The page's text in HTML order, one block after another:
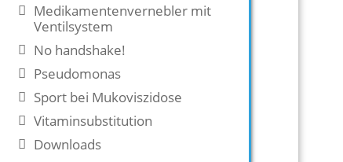
Medikamentenvernebler mit
Ventilsystem
No handshake!
Pseudomonas
Sport bei Mukoviszidose
Vitaminsubstitution
Downloads